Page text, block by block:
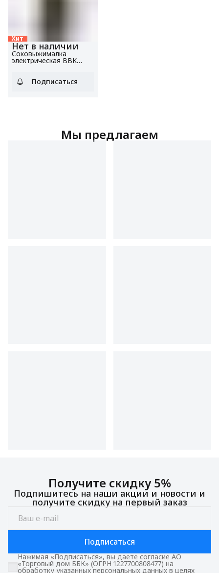
Хит
Нет в наличии
Соковыжималка
электрическая BBK
420 ВтПодписаться
Мы предлагаем
Получите скидку 5%
Подпишитесь на наши акции и новости и
получите скидку на первый заказ
Подписаться
Нажимая «Подписаться», вы даете согласие АО
«Торговый дом ББК» (ОГРН 1227700808477) на
обработку указанных персональных данных в целях